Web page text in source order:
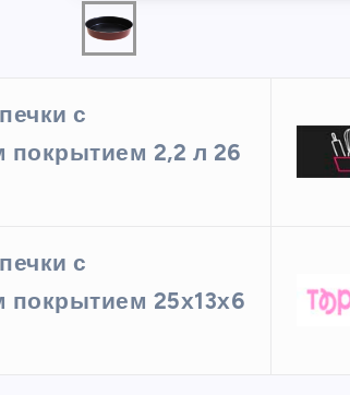
выпечки 9 ячеек,
с
покрытием 2,2 л 26
с
25х13х6